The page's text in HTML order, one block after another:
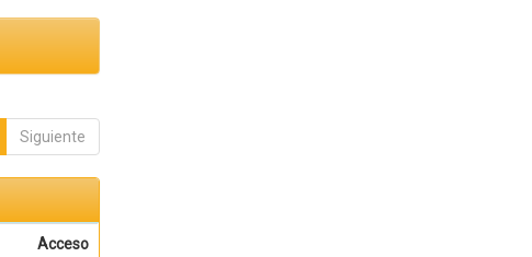
Siguiente
Acceso